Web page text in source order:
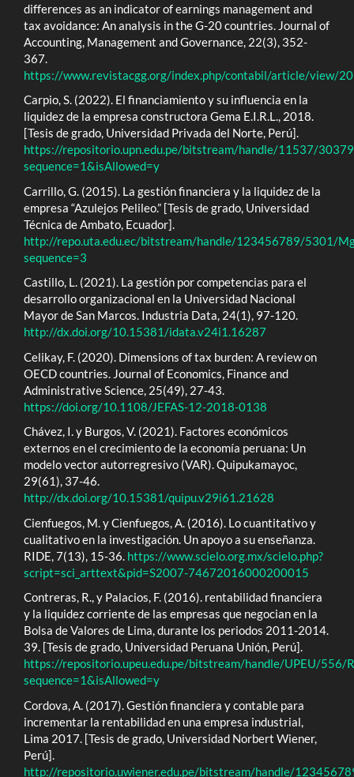
differences as an indicator of earnings management and
tax avoidance: An analysis in the G-20 countries. Journal of
Accounting, Management and Governance, 22(3), 352-
367.
https://www.revistacgg.org/index.php/contabil/article/view/
Carpio, S. (2022). El financiamiento y su influencia en la
liquidez de la empresa constructora Gema E.I.R.L., 2018.
[Tesis de grado, Universidad Privada del Norte, Perú].
https://repositorio.upn.edu.pe/bitstream/handle/11537/
sequence=1&isAllowed=y
Carrillo, G. (2015). La gestión financiera y la liquidez de la
empresa “Azulejos Pelileo.” [Tesis de grado, Universidad
Técnica de Ambato, Ecuador].
http://repo.uta.edu.ec/bitstream/handle/123456789/5301/
sequence=3
Castillo, L. (2021). La gestión por competencias para el
desarrollo organizacional en la Universidad Nacional
Mayor de San Marcos. Industria Data, 24(1), 97-120.
http://dx.doi.org/10.15381/idata.v24i1.16287
Celikay, F. (2020). Dimensions of tax burden: A review on
OECD countries. Journal of Economics, Finance and
Administrative Science, 25(49), 27-43.
https://doi.org/10.1108/JEFAS-12-2018-0138
Chávez, I. y Burgos, V. (2021). Factores económicos
externos en el crecimiento de la economía peruana: Un
modelo vector autorregresivo (VAR). Quipukamayoc,
29(61), 37-46.
http://dx.doi.org/10.15381/quipu.v29i61.21628
Cienfuegos, M. y Cienfuegos, A. (2016). Lo cuantitativo y
cualitativo en la investigación. Un apoyo a su enseñanza.
RIDE, 7(13), 15-36. https://www.scielo.org.mx/scielo.php?
script=sci_arttext&pid=S2007-74672016000200015
Contreras, R., y Palacios, F. (2016). rentabilidad financiera
y la liquidez corriente de las empresas que negocian en la
Bolsa de Valores de Lima, durante los periodos 2011-2014.
39. [Tesis de grado, Universidad Peruana Unión, Perú].
https://repositorio.upeu.edu.pe/bitstream/handle/UPEU/556/
sequence=1&isAllowed=y
Cordova, A. (2017). Gestión financiera y contable para
incrementar la rentabilidad en una empresa industrial,
Lima 2017. [Tesis de grado, Universidad Norbert Wiener,
Perú].
http://repositorio.uwiener.edu.pe/bitstream/handle/